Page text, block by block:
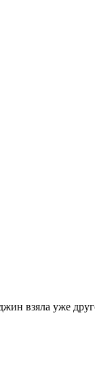
взяла уже